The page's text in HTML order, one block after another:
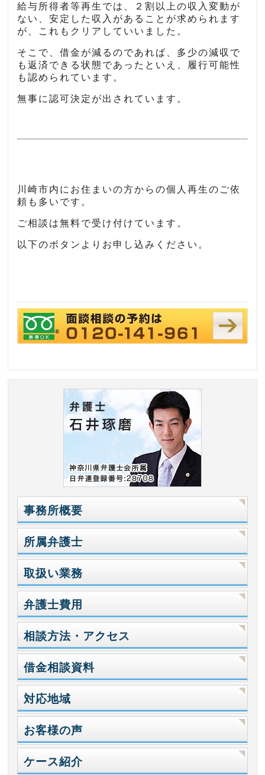
給与所得者等再生では、２割以上の収入変動が
ない、安定した収入があることが求められます
が、これもクリアしていいました。
そこで、借金が減るのであれば、多少の減収で
も返済できる状態であったといえ、履行可能性
も認められています。
無事に認可決定が出されています。
川崎市内にお住まいの方からの個人再生のご依
頼も多いです。
ご相談は無料で受け付けています。
以下のボタンよりお申し込みください。
事務所概要
所属弁護士
取扱い業務
弁護士費用
相談方法・アクセス
借金相談資料
対応地域
お客様の声
ケース紹介